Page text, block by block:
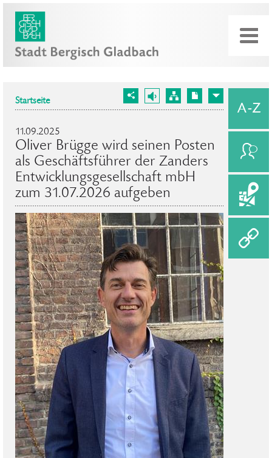
Startseite
11.09.2025
Oliver Brügge wird seinen Posten
als Geschäftsführer der Zanders
Entwicklungsgesellschaft mbH
zum 31.07.2026 aufgeben